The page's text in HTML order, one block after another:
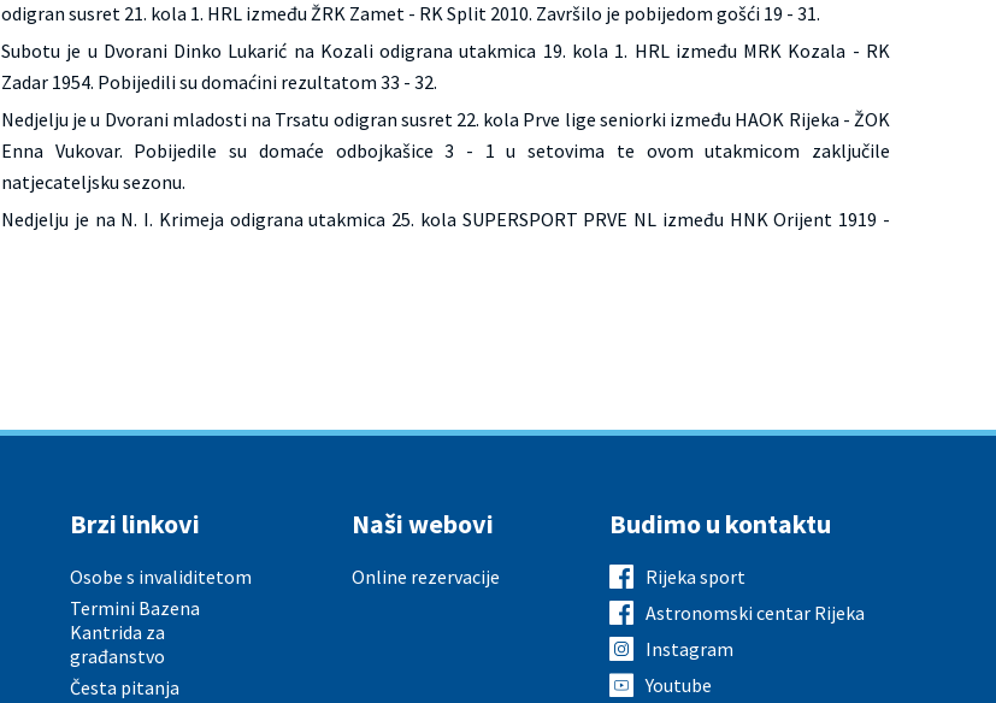
odigran susret 21. kola 1. HRL između ŽRK Zamet - RK Split 2010. Završilo je pobijedom gošći 19 - 31.
Subotu je u Dvorani Dinko Lukarić na Kozali odigrana utakmica 19. kola 1. HRL između MRK Kozala - RK
Zadar 1954. Pobijedili su domaćini rezultatom 33 - 32.
Nedjelju je u Dvorani mladosti na Trsatu odigran susret 22. kola Prve lige seniorki između HAOK Rijeka - ŽOK
Enna Vukovar. Pobijedile su domaće odbojkašice 3 - 1 u setovima te ovom utakmicom zaključile
natjecateljsku sezonu.
Nedjelju je na N. I. Krimeja odigrana utakmica 25. kola SUPERSPORT PRVE NL između HNK Orijent 1919 -
Brzi linkovi
Osobe s invaliditetom
Termini Bazena
Kantrida za
građanstvo
Česta pitanja
Naši webovi
Online rezervacije
Budimo u kontaktu
Rijeka sport
Astronomski centar Rijeka
Instagram
Youtube